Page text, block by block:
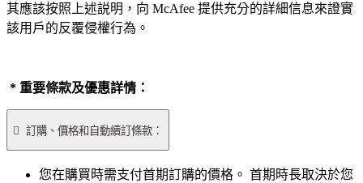
其應該按照上述説明，向 McAfee 提供充分的詳細信息來證實
該用戶的反覆侵權行為。
* 重要條款及優惠詳情：
 訂購、價格和自動續訂條款：
您在購買時需支付首期訂購的價格。 首期時長取決於您